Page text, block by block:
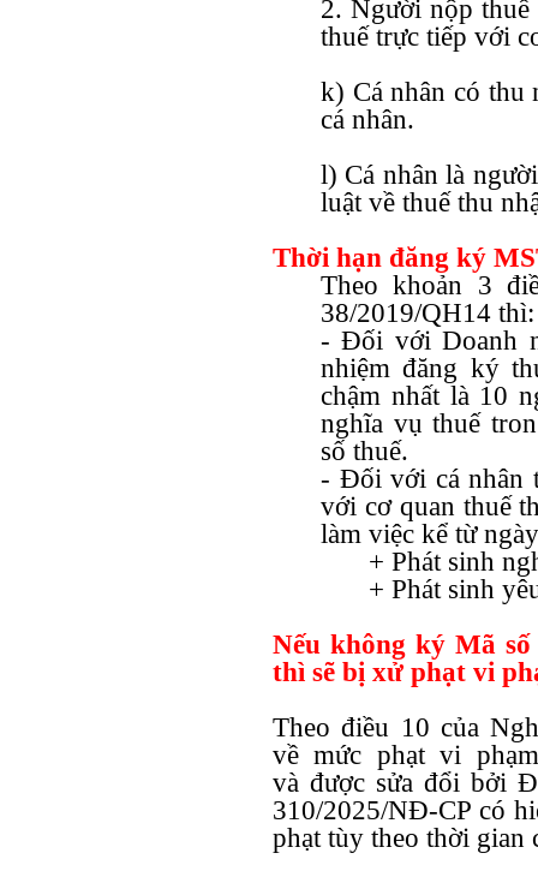
2. Người nộp
thuế trực tiếp với
k) Cá nhân có thu
cá nhân.
l) Cá nhân là
luật về thuế thu
Thời hạn đăng ký
Theo khoản 3
38/2019/QH14 thì:
- Đối với Doanh
nhiệm đăng ký
chậm nhất là 10
nghĩa vụ thuế
số thuế.
- Đối với cá nhân
với cơ quan thuế
làm việc kể từ
+ Phát sinh
+ Phát sinh
Nếu không ký Mã
thì sẽ bị xử phạt vi
Theo điều 10 của
về mức phạt vi
và được sửa đổi bởi
310/2025/NĐ-CP có
phạt tùy theo thời gian